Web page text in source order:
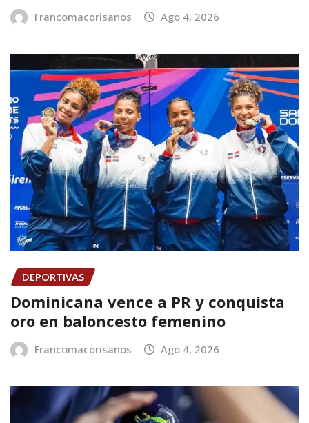
Francomacorisanos Ago 4, 2026
DEPORTIVAS
Dominicana vence a PR y conquista
oro en baloncesto femenino
Francomacorisanos Ago 4, 2026